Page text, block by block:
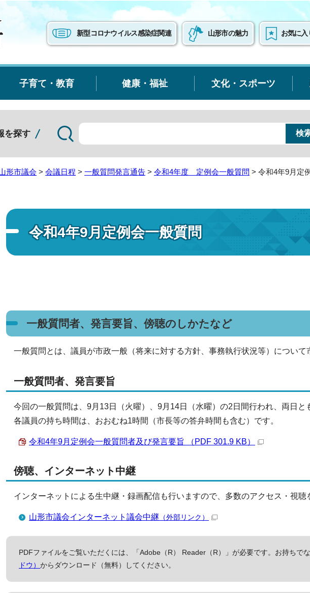
新型コロナウイルス感染症関連 山形市の魅力 お気に入
子育て・教育 健康・福祉 文化・スポーツ
を探す
形市議会 > 会議日程 > 一般質問発言通告 > 令和4年度 定例会一般質問 > 令和4年9月定
令和4年9月定例会一般質問
一般質問者、発言要旨、傍聴のしかたなど
一般質問とは、議員が市政一般（将来に対する方針、事務執行状況等）について
一般質問者、発言要旨
今回の一般質問は、9月13日（火曜）、9月14日（水曜）の2日間行われ、両日と
各議員の持ち時間は、おおむね1時間（市長等の答弁時間も含む）です。
令和4年9月定例会一般質問者及び発言要旨 （PDF 301.9 KB）
傍聴、インターネット中継
インターネットによる生中継・録画配信も行いますので、多数のアクセス・視聴
山形市議会インターネット議会中継 （外部リンク）
PDFファイルをご覧いただくには、「Adobe（R） Reader（R）」が必要です。お持ちで
ドウ） からダウンロード（無料）してください。